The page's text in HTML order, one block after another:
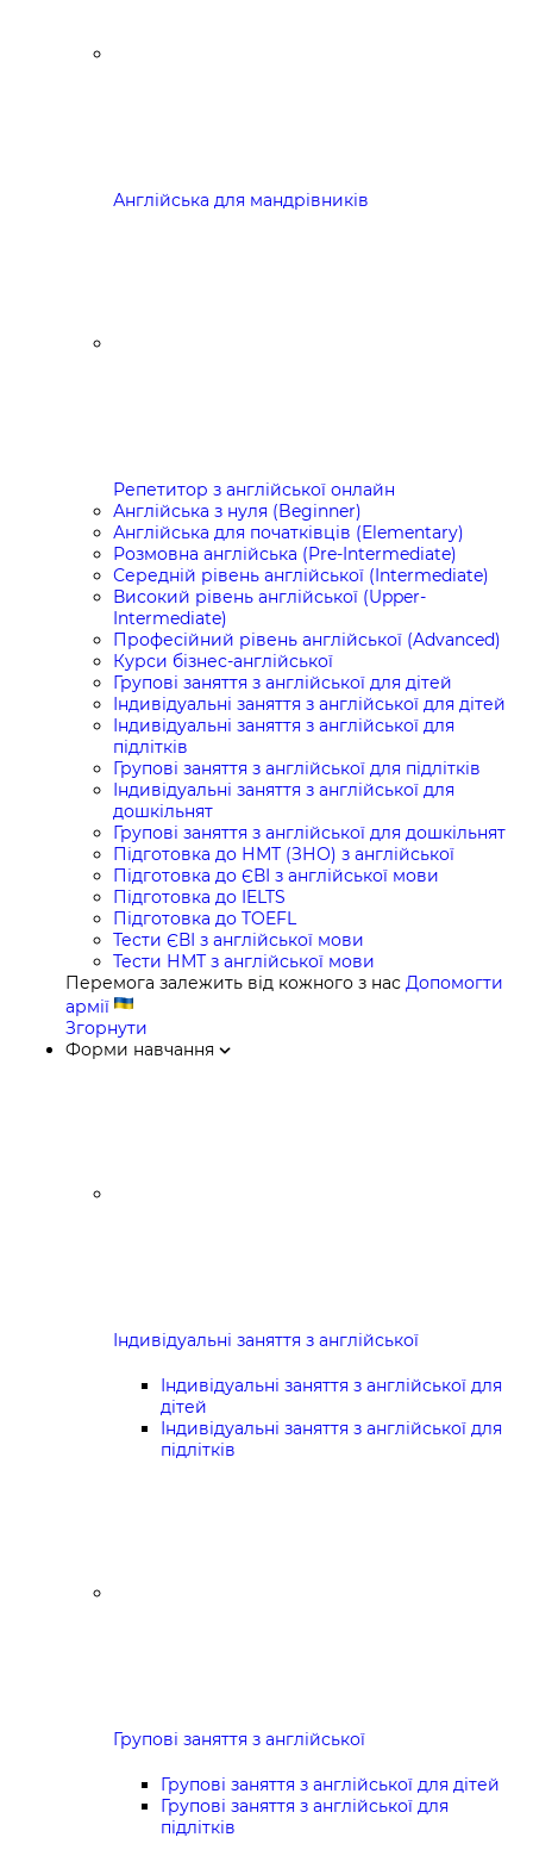
Англійська для мандрівників
Репетитор з англійської онлайн
Англійська з нуля (Beginner)
Англійська для початківців (Elementary)
Розмовна англійська (Pre-Intermediate)
Середній рівень англійської (Intermediate)
Високий рівень англійської (Upper-
Intermediate)
Професійний рівень англійської (Advanced)
Курси бізнес-англійської
Групові заняття з англійської для дітей
Індивідуальні заняття з англійської для дітей
Індивідуальні заняття з англійської для
підлітків
Групові заняття з англійської для підлітків
Індивідуальні заняття з англійської для
дошкільнят
Групові заняття з англійської для дошкільнят
Підготовка до НМТ (ЗНО) з англійської
Підготовка до ЄВІ з англійської мови
Підготовка до IELTS
Підготовка до TOEFL
Тести ЄВІ з англійської мови
Тести НМТ з англійської мови
Перемога залежить від кожного з нас Допомогти
армії
Згорнути
Форми навчання
Індивідуальні заняття з англійської
Індивідуальні заняття з англійської для
дітей
Індивідуальні заняття з англійської для
підлітків
Групові заняття з англійської
Групові заняття з англійської для дітей
Групові заняття з англійської для
підлітків